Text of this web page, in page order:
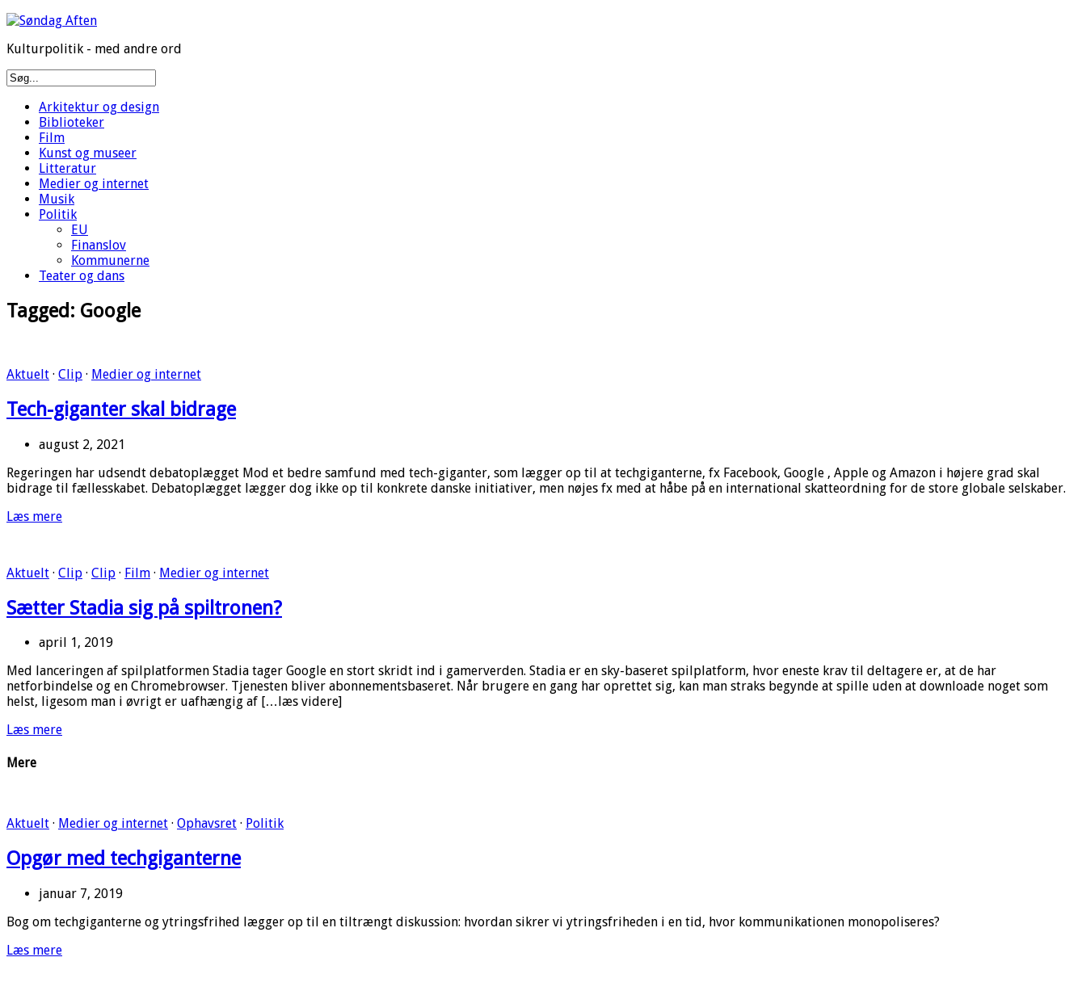
Kulturpolitik - med andre ord
Arkitektur og design
Biblioteker
Film
Kunst og museer
Litteratur
Medier og internet
Musik
Politik
EU
Finanslov
Kommunerne
Teater og dans
Tagged: Google
Aktuelt · Clip · Medier og internet
Tech-giganter skal bidrage
august 2, 2021
Regeringen har udsendt debatoplægget Mod et bedre samfund med tech-giganter, som lægger op til at techgiganterne, fx Facebook, Google , Apple og Amazon i højere grad skal
bidrage til fællesskabet. Debatoplægget lægger dog ikke op til konkrete danske initiativer, men nøjes fx med at håbe på en international skatteordning for de store globale selskaber.
Læs mere
Aktuelt · Clip · Clip · Film · Medier og internet
Sætter Stadia sig på spiltronen?
april 1, 2019
Med lanceringen af spilplatformen Stadia tager Google en stort skridt ind i gamerverden. Stadia er en sky-baseret spilplatform, hvor eneste krav til deltagere er, at de har
netforbindelse og en Chromebrowser. Tjenesten bliver abonnementsbaseret. Når brugere en gang har oprettet sig, kan man straks begynde at spille uden at downloade noget som
helst, ligesom man i øvrigt er uafhængig af […læs videre]
Læs mere
Mere
Aktuelt · Medier og internet · Ophavsret · Politik
Opgør med techgiganterne
januar 7, 2019
Bog om techgiganterne og ytringsfrihed lægger op til en tiltrængt diskussion: hvordan sikrer vi ytringsfriheden i en tid, hvor kommunikationen monopoliseres?
Læs mere